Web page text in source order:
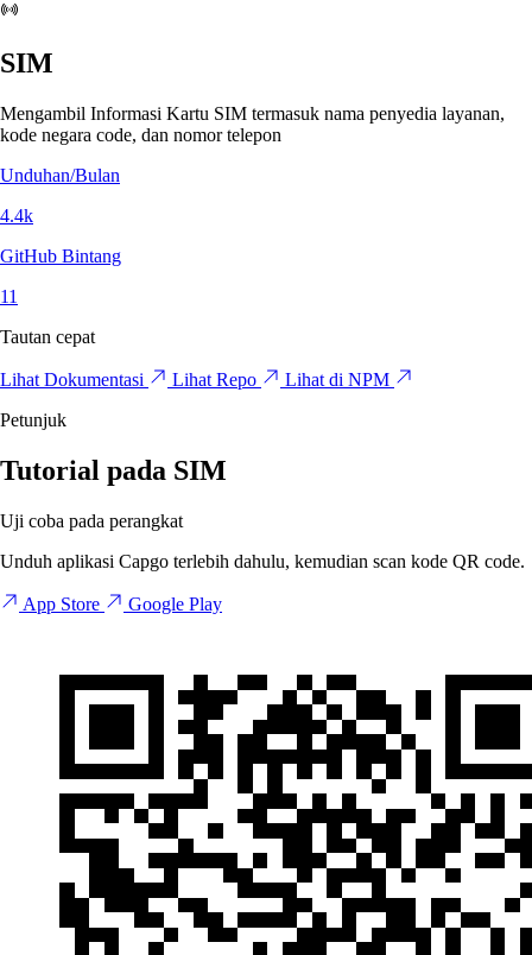
SIM
Mengambil Informasi Kartu SIM termasuk nama penyedia layanan,
kode negara code, dan nomor telepon
Unduhan/Bulan
4.4k
GitHub Bintang
11
Tautan cepat
Lihat Dokumentasi Lihat Repo
Lihat di NPM
Petunjuk
Tutorial pada SIM
Uji coba pada perangkat
Unduh aplikasi Capgo terlebih dahulu, kemudian scan kode QR code.
App Store Google Play